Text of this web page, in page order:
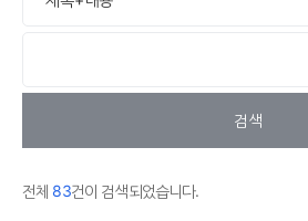
검색
전체 83건이 검색되었습니다.